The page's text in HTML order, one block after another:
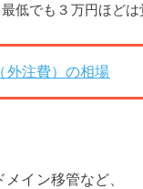
低でも３万円ほどは
外注費）の相場
イン移管など、